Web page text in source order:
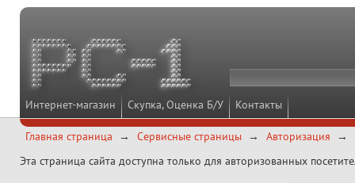
Интернет-магазин Скупка, Оценка Б/У Контакты
Главная страница Сервисные страницы
Авторизация
Эта страница сайта доступна только для авторизованных